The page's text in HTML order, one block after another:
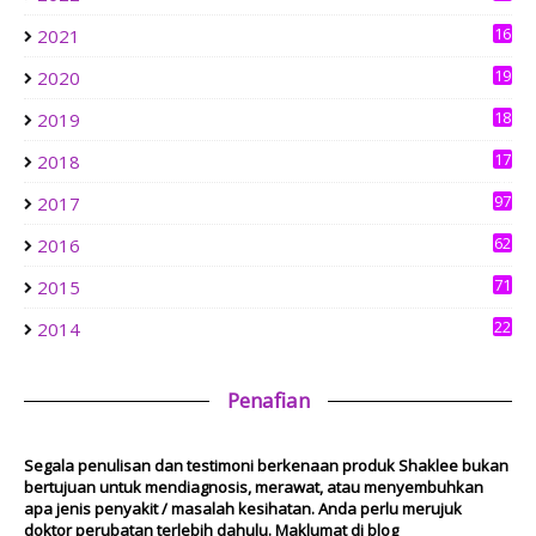
Brunch in Bandar Sri Menjalara
Mesyuarat Badan Kebajikan Sekolah Agama dan Penyampaian
1 week ago
Show All
2021
16
2020
19
2019
18
2018
17
2017 97
2016 62
2015 71
2014 22
Penafian
Segala penulisan dan testimoni berkenaan produk Shaklee bukan
bertujuan untuk mendiagnosis, merawat, atau menyembuhkan
apa jenis penyakit / masalah kesihatan. Anda perlu merujuk
doktor perubatan terlebih dahulu. Maklumat di blog